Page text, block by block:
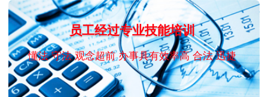
员工经过专业技能培训
懂法 守法 观念超前 办事具有效率高 合法 迅捷